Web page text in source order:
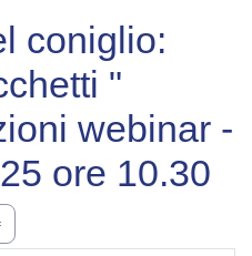
coniglio:
"
webinar -
ore 10.30